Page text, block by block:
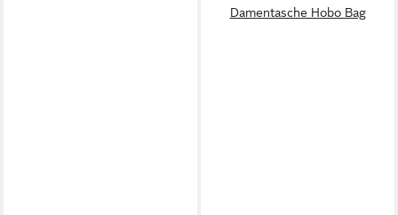
Damentasche Hobo Bag